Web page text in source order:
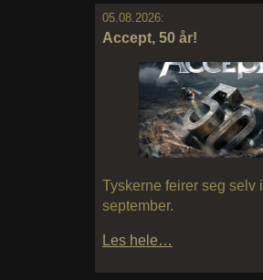
05.08.2026:
Accept, 50 år!
Tyskerne feirer seg selv i
september.
Les hele…